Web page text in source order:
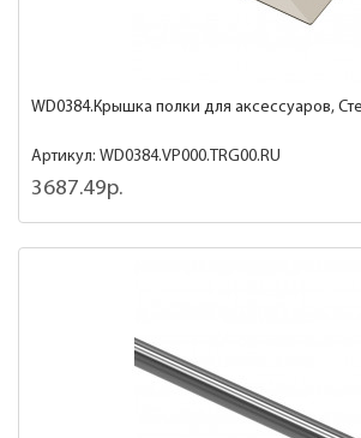
WD0384.Крышка полки для аксессуаров,
Артикул: WD0384.VP000.TRG00.RU
3687.49р.